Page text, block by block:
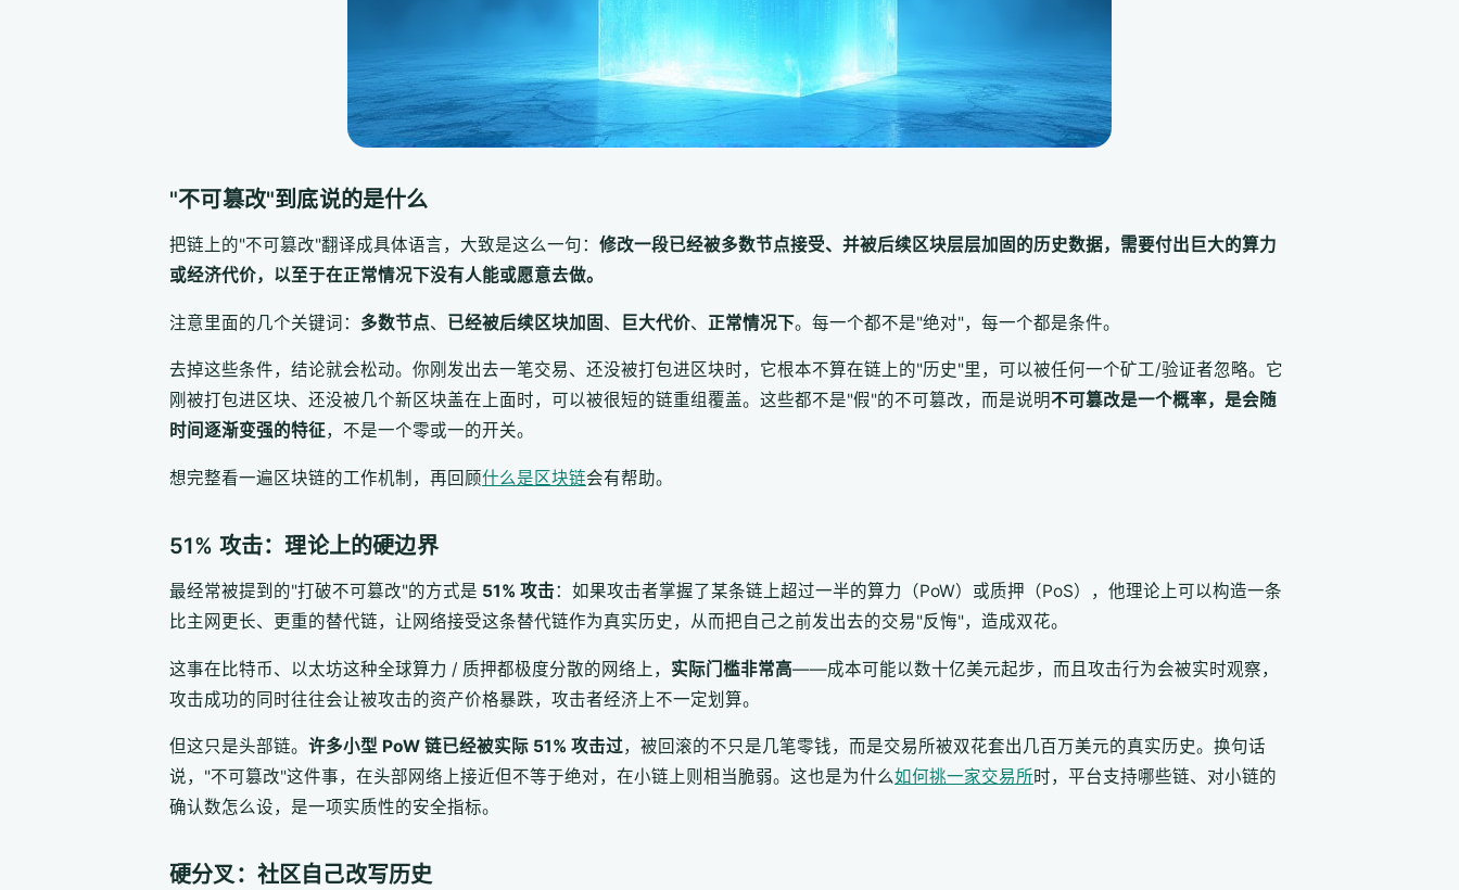
"不可篡改"到底说的是什么
把链上的"不可篡改"翻译成具体语言，大致是这么一句： 修改一段已经被多数节点接受、并被后续区块层层加固的历史数据，需要付出巨大的算力
或经济代价，以至于在正常情况下没有人能或愿意去做。
注意里面的几个关键词： 多数节点、 已经被后续区块加固 、 巨大代价、 正常情况下。每一个都不是"绝对"，每一个都是条件。
去掉这些条件，结论就会松动。你刚发出去一笔交易、还没被打包进区块时，它根本不算在链上的"历史"里，可以被任何一个矿工/验证者忽略。它
刚被打包进区块、还没被几个新区块盖在上面时，可以被很短的链重组覆盖。这些都不是"假"的不可篡改，而是说明不可篡改是一个概率，是会随
时间逐渐变强的特征，不是一个零或一的开关。
想完整看一遍区块链的工作机制，再回顾什么是区块链会有帮助。
51% 攻击：理论上的硬边界
最经常被提到的"打破不可篡改"的方式是 51% 攻击：如果攻击者掌握了某条链上超过一半的算力（PoW）或质押（PoS），他理论上可以构造一条
比主网更长、更重的替代链，让网络接受这条替代链作为真实历史，从而把自己之前发出去的交易"反悔"，造成双花。
这事在比特币、以太坊这种全球算力 / 质押都极度分散的网络上， 实际门槛非常高——成本可能以数十亿美元起步，而且攻击行为会被实时观察，
攻击成功的同时往往会让被攻击的资产价格暴跌，攻击者经济上不一定划算。
但这只是头部链。 许多小型 PoW 链已经被实际 51% 攻击过，被回滚的不只是几笔零钱，而是交易所被双花套出几百万美元的真实历史。换句话
说，"不可篡改"这件事，在头部网络上接近但不等于绝对，在小链上则相当脆弱。这也是为什么如何挑一家交易所时，平台支持哪些链、对小链的
确认数怎么设，是一项实质性的安全指标。
硬分叉：社区自己改写历史